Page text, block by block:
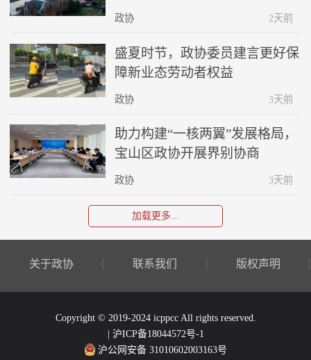
政协 2天前
盛夏时节，政协委员建言更好保
障新业态劳动者权益
政协 3天前
助力构建“一核两翼”发展格局，
宝山区政协开展界别协商
政协 3天前
加载更多...
关于政协 联系我们 版权声明
Copyright © 2019-2024 icppcc All rights reserved.
| 沪ICP备18044572号-1
沪公网安备 31010602003163号